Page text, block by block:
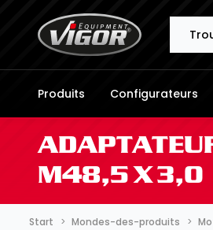
Produits Configurateurs
M48,5 X 3,0
Start Mondes-des-produits